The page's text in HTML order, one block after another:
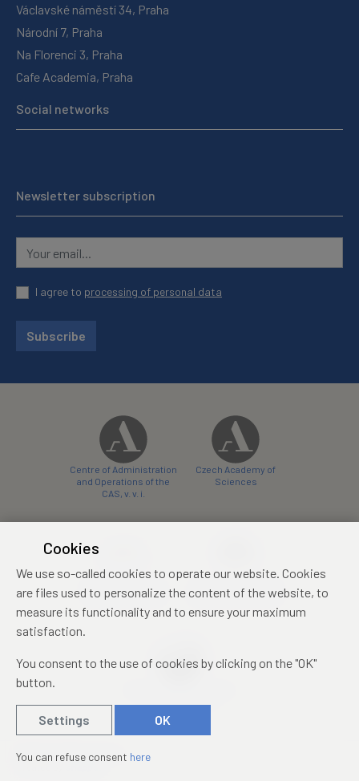
Václavské náměstí 34, Praha
Národní 7, Praha
Na Florenci 3, Praha
Cafe Academia, Praha
Social networks
Newsletter subscription
I agree to processing of personal data
Subscribe
Centre of Administration
and Operations of the
CAS, v. v. i.
Czech Academy of
Sciences
conference centre
konferenční centrum
© 2019 – 2026Academia
Cookies
We use so-called cookies to operate our website. Cookies
are files used to personalize the content of the website, to
measure its functionality and to ensure your maximum
satisfaction.
You consent to the use of cookies by clicking on the "OK"
button.
Settings OK
You can refuse consent here